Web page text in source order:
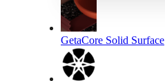
GetaCore Solid Surface